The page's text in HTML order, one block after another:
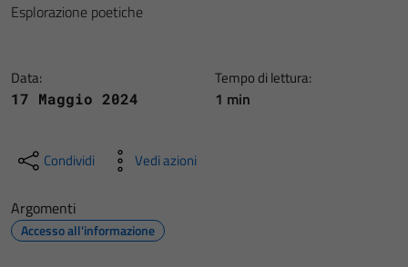
Esplorazione poetiche
Data:
17 Maggio 2024
Tempo di lettura:
1 min
Condividi Vedi azioni
Argomenti
Accesso all'informazione